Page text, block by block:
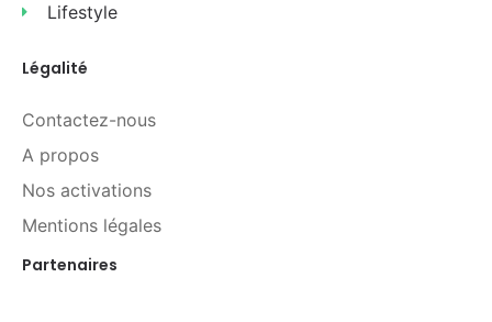
Lifestyle
Légalité
Contactez-nous
A propos
Nos activations
Mentions légales
Partenaires